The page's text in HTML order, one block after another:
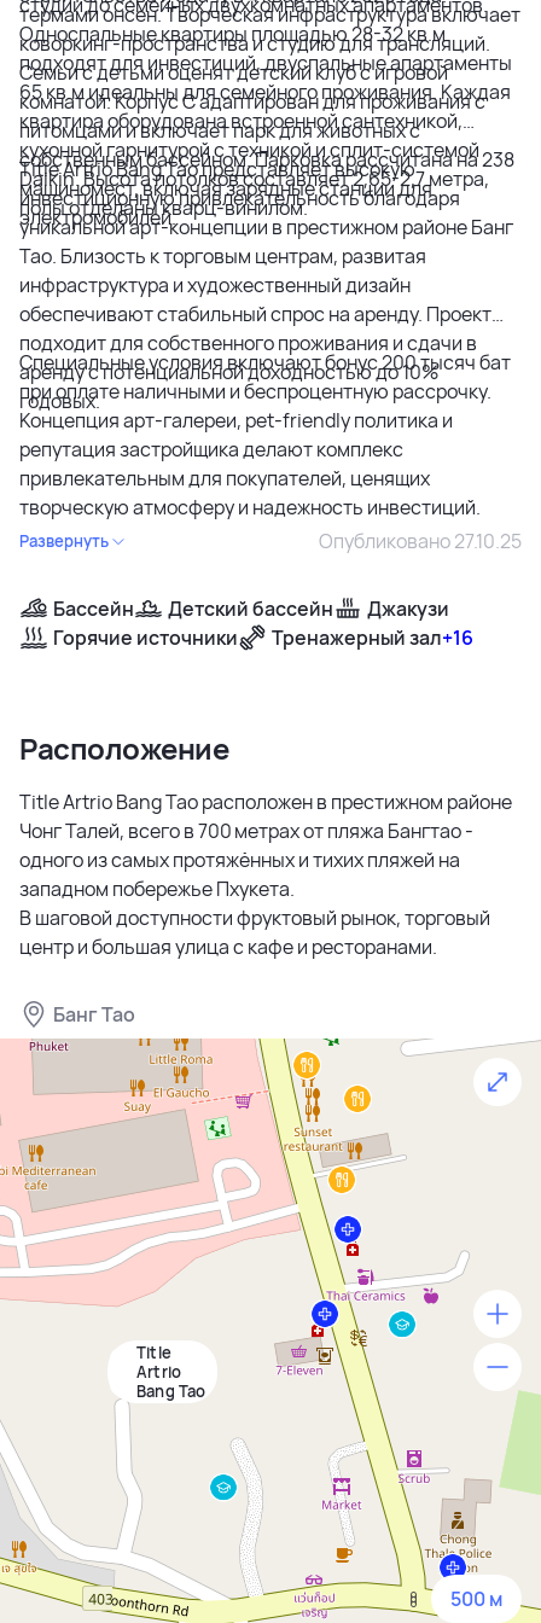
термами онсен. Творческая инфраструктура включает
коворкинг-пространства и студию для трансляций.
Семьи с детьми оценят детский клуб с игровой
комнатой. Корпус C адаптирован для проживания с
питомцами и включает парк для животных с
собственным бассейном. Парковка рассчитана на 238
машиномест, включая зарядные станции для
электромобилей.
Односпальные квартиры площадью 28-32 кв.м
подходят для инвестиций, двуспальные апартаменты
65 кв.м идеальны для семейного проживания. Каждая
квартира оборудована встроенной сантехникой,
кухонной гарнитурой с техникой и сплит-системой
Daikin. Высота потолков составляет 2,65-2,7 метра,
полы отделаны кварц-винилом.
Title Artrio Bang Tao представляет высокую
инвестиционную привлекательность благодаря
уникальной арт-концепции в престижном районе Банг
Тао. Близость к торговым центрам, развитая
инфраструктура и художественный дизайн
обеспечивают стабильный спрос на аренду. Проект
подходит для собственного проживания и сдачи в
аренду с потенциальной доходностью до 10%
годовых.
Специальные условия включают бонус 200 тысяч бат
при оплате наличными и беспроцентную рассрочку.
Концепция арт-галереи, pet-friendly политика и
репутация застройщика делают комплекс
привлекательным для покупателей, ценящих
творческую атмосферу и надежность инвестиций.
Развернуть Опубликовано 27.10.25
Бассейн Детский бассейн
Джакузи
Горячие источники
Тренажерный зал+16
Расположение
Title Artrio Bang Tao расположен в престижном районе
Чонг Талей, всего в 700 метрах от пляжа Бангтао -
одного из самых протяжённых и тихих пляжей на
западном побережье Пхукета.
В шаговой доступности фруктовый рынок, торговый
центр и большая улица с кафе и ресторанами.
Банг Тао
Title
Artrio
Bang Tao
500 м
500 м
1500 м
3 км
5 км